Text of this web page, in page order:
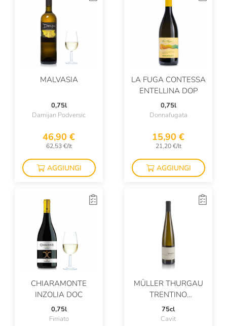
Monte Rossa
Monte Di Grazia
Montellori
Nino Negri
Oddero
Orsi San Vito
Orsolani
Ottin
Ottosoldi
Pala
Parusso
MALVASIA
0,75l
Damijan Podversic
46,90 €
62,53 €/lt
AGGIUNGI
LA FUGA CONTESSA
ENTELLINA DOP
0,75l
Donnafugata
15,90 €
21,20 €/lt
AGGIUNGI
CHIARAMONTE
INZOLIA DOC
0,75l
Firriato
MÜLLER THURGAU
TRENTINO
SUPERIORE
75cl
Cavit